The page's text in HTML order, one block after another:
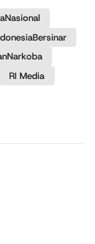
RI Media